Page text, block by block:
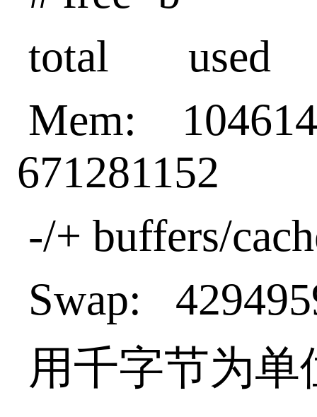
total used
Mem:
671281152
-/+ buffers/
Swap:
用千字节为